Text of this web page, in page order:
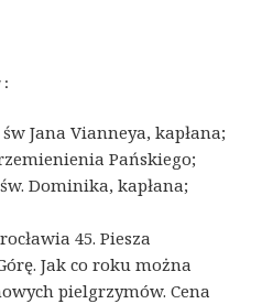
Jana Vianneya, kapłana;
Pańskiego;
Dominika, kapłana;
45. Piesza
Jak co roku można
pielgrzymów. Cena